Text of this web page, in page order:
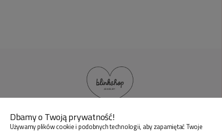
Dbamy o Twoją prywatność!
Używamy plików cookie i podobnych technologii, aby zapamiętać Twoje